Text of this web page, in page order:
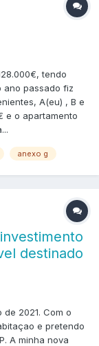
tendo
ano passado fiz
A(eu) , B e
e o apartamento
anexo g
destinado
de 2021. Com o
e pretendo
A minha nova